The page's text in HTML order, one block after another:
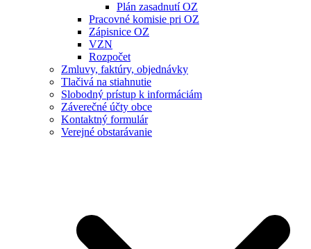
Plán zasadnutí OZ
Pracovné komisie pri OZ
Zápisnice OZ
VZN
Rozpočet
Zmluvy, faktúry, objednávky
Tlačivá na stiahnutie
Slobodný prístup k informáciám
Záverečné účty obce
Kontaktný formulár
Verejné obstarávanie